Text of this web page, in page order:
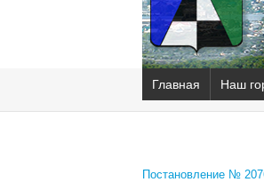
Главная Наш
Постановление №